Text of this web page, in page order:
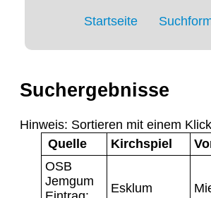
Startseite
Suchergebnisse
Hinweis: Sortieren mit einem
Quelle
Kirchspiel
OSB
Jemgum
Esklum